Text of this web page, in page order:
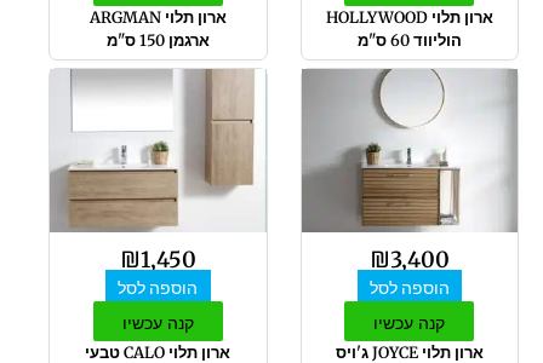
ארון תלוי HOLLYWOOD
הוליווד 60 ס"מ
ארון תלוי ARGMAN
ארגמן 150 ס"מ
₪3,400
הוספה לסל
קנה עכשיו
ארון תלוי JOYCE ג'ויס
₪1,450
הוספה לסל
קנה עכשיו
ארון תלוי CALO טבעי